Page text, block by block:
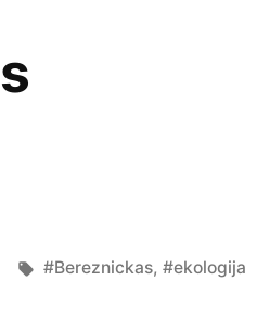
Tags:
#Bereznickas, #ekologija